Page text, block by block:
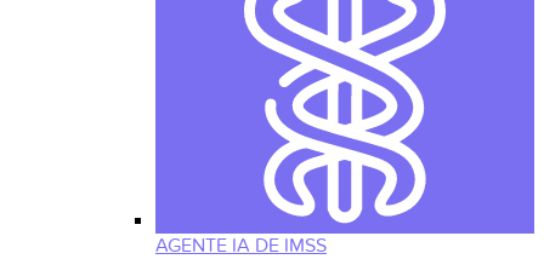
AGENTE IA DE IMSS